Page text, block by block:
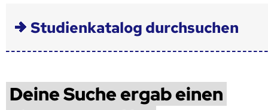
Studienkatalog durchsuchen
Deine Suche ergab einen